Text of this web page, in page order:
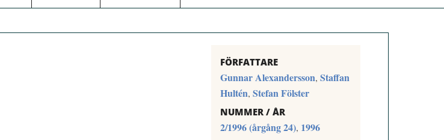
FÖRFATTARE
Gunnar Alexandersson, Staffan
Hultén, Stefan Fölster
NUMMER / ÅR
2/1996 (årgång 24), 1996